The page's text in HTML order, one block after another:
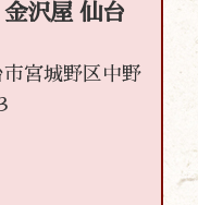
沢屋 仙台
宮城野区中野